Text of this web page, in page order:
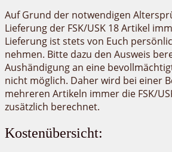
Auf Grund der notwendigen
Lieferung der FSK/USK 18 Artikel
Lieferung ist stets von Euch
nehmen. Bitte dazu den Ausweis
Aushändigung an eine
nicht möglich. Daher wird bei einer
mehreren Artikeln immer die FSK/
zusätzlich berechnet.
Kostenübersicht: